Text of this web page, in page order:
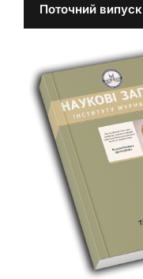
Поточний випуск